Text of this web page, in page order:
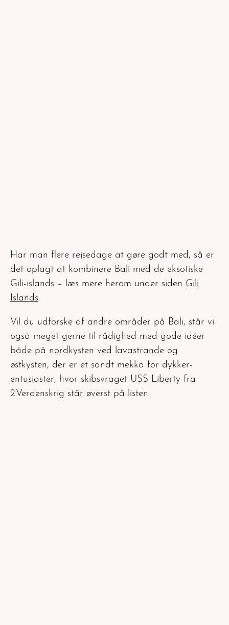
Har man flere rejsedage at gøre godt med, så er
det oplagt at kombinere Bali med de eksotiske
Gili-islands – læs mere herom under siden Gili
Islands.
Vil du udforske af andre områder på Bali, står vi
også meget gerne til rådighed med gode idéer
både på nordkysten ved lavastrande og
østkysten, der er et sandt mekka for dykker-
entusiaster, hvor skibsvraget USS Liberty fra
2.Verdenskrig står øverst på listen.